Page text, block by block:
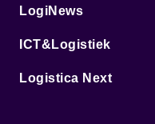
LogiNews
ICT&Logistiek
Logistica Next